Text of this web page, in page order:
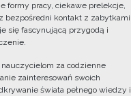
formy pracy, ciekawe prelekcje,
bezpośredni kontakt z zabytkami
się fascynującą przygodą i
za codzienne
zainteresowań swoich
świata pełnego wiedzy i